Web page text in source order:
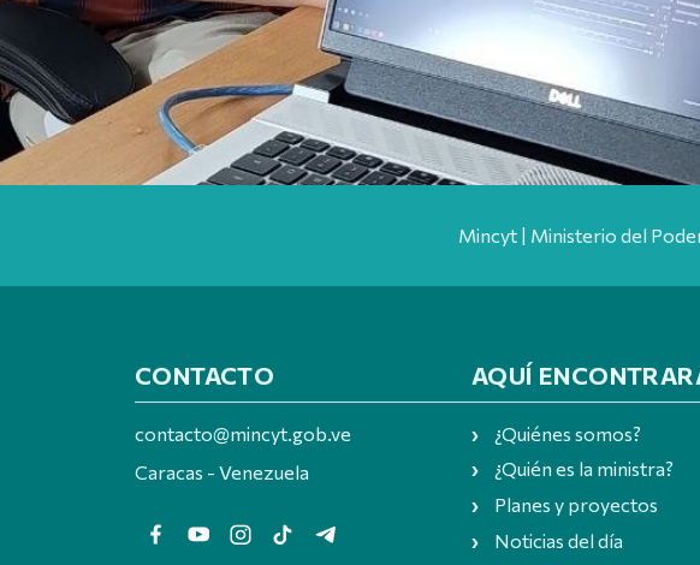
Mincyt | Ministerio del
CONTACTO
contacto@mincyt.gob.ve
Caracas - Venezuela
AQUÍ
¿Quiénes somos?
¿Quién es la ministra?
Planes y proyectos
Noticias del día